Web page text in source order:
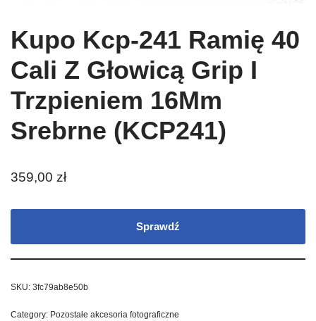
Kupo Kcp-241 Ramię 40
Cali Z Głowicą Grip I
Trzpieniem 16Mm
Srebrne (KCP241)
359,00 zł
Sprawdź
SKU: 3fc79ab8e50b
Category: Pozostałe akcesoria fotograficzne